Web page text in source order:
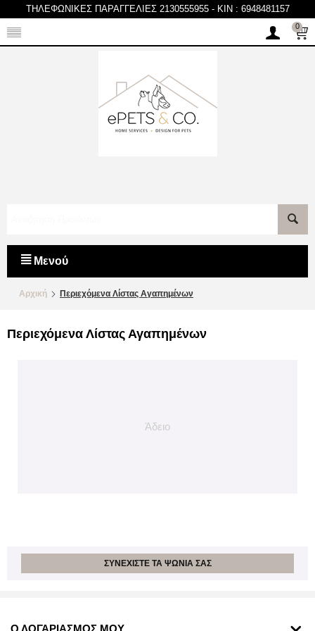
ΤΗΛΕΦΩΝΙΚΕΣ ΠΑΡΑΓΓΕΛΙΕΣ 2130555955- KIN : 6948481157
0
Μενού
Αρχική Περιεχόμενα Λίστας Αγαπημένων
Περιεχόμενα Λίστας Αγαπημένων
Άδειο
ΣΥΝΕΧΊΣΤΕ ΤΑ ΨΏΝΙΑ ΣΑΣ
Ο ΛΟΓΑΡΙΑΣΜΟΣ ΜΟΥ